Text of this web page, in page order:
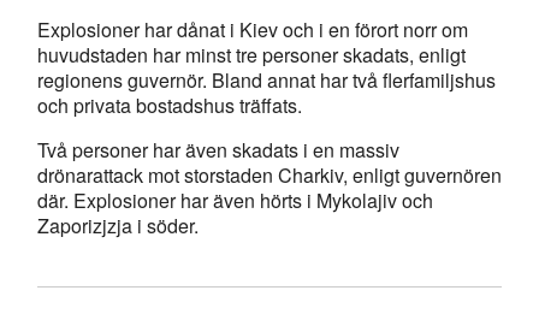
Explosioner har dånat i Kiev och i en förort norr om
huvudstaden har minst tre personer skadats, enligt
regionens guvernör. Bland annat har två flerfamiljshus
och privata bostadshus träffats.
Två personer har även skadats i en massiv
drönarattack mot storstaden Charkiv, enligt guvernören
där. Explosioner har även hörts i Mykolajiv och
Zaporizjzja i söder.